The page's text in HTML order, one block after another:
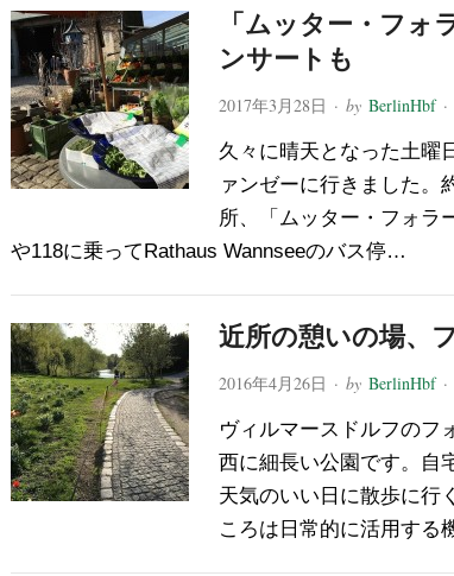
「ムッター・フォ
ンサートも
2017年3月28日 · by BerlinHbf·
久々に晴天となった土曜
ァンゼーに行きました。
所、「ムッター・フォラ
や118に乗ってRathaus Wannseeのバス停…
近所の憩いの場、
2016年4月26日 · by BerlinHbf·
ヴィルマースドルフのフ
西に細長い公園です。自
天気のいい日に散歩に行
ころは日常的に活用する